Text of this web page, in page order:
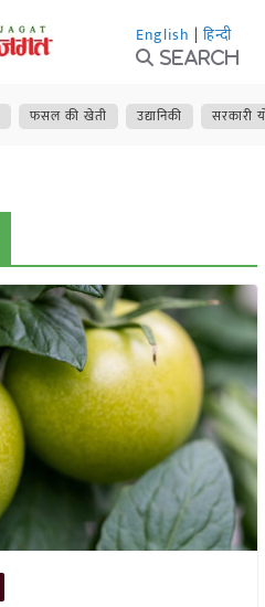
English | हिन्दी
Search
फसल की खेती उद्यानिकी सरकारी